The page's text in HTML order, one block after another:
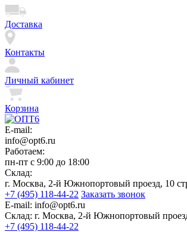
Доставка
Контакты
Личный кабинет
Корзина
E-mail:
info@opt6.ru
Работаем:
пн-пт с 9:00 до 18:00
Склад:
г. Москва, 2-й Южнопортовый проезд, 10
+7 (495) 118-44-22 Заказать звонок
E-mail: info@opt6.ru
Склад: г. Москва, 2-й Южнопортовый
+7 (495) 118-44-22